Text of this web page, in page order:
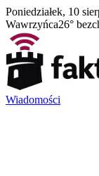
Poniedziałek, 10
Wawrzyńca26°
Wiadomości